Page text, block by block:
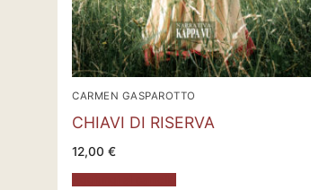
CARMEN GASPAROTTO
CHIAVI DI RISERVA
12,00 €